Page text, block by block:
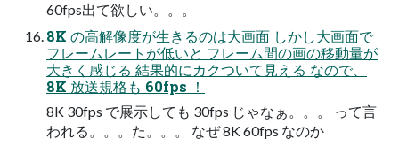
60fps出て欲しい。。。
8K の高解像度が生きるのは大画面 しかし大画面で
フレームレートが低いと フレーム間の画の移動量が
大きく感じる 結果的にカクついて見える なので、
8K 放送規格も 60fps ！
8K 30fps で展示しても 30fps じゃなぁ。。。 って言
われる。。。た。。。 なぜ 8K 60fps なのか